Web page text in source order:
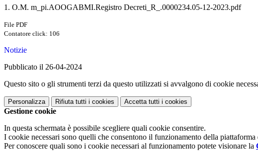
1. O.M. m_pi.AOOGABMI.Registro Decreti_R_.0000234.05-12-2023.pdf
File PDF
Contatore click: 106
Notizie
Pubblicato il 26-04-2024
Questo sito o gli strumenti terzi da questo utilizzati si avvalgono di cookie
Personalizza Rifiuta tutti i cookies Accetta tutti i cookies
Gestione cookie
In questa schermata è possibile scegliere quali cookie consentire.
I cookie necessari sono quelli che consentono il funzionamento della
Per conoscere quali sono i cookie necessari al funzionamento potete visionare la